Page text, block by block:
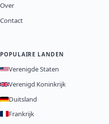
Over
Contact
POPULAIRE LANDEN
Verenigde Staten
Verenigd Koninkrijk
Duitsland
Frankrijk